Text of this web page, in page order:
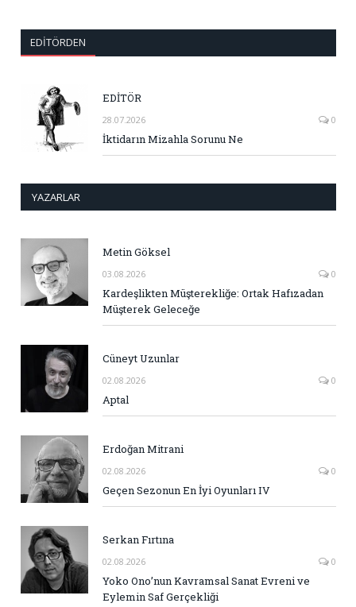
EDITÖRDEN
EDİTÖR
28.07.2026 0
İktidarın Mizahla Sorunu Ne
YAZARLAR
Metin Göksel
03.08.2026 0
Kardeşlikten Müşterekliğe: Ortak Hafızadan
Müşterek Geleceğe
Cüneyt Uzunlar
02.08.2026 0
Aptal
Erdoğan Mitrani
02.08.2026 0
Geçen Sezonun En İyi Oyunları IV
Serkan Fırtına
02.08.2026 0
Yoko Ono’nun Kavramsal Sanat Evreni ve
Eylemin Saf Gerçekliği